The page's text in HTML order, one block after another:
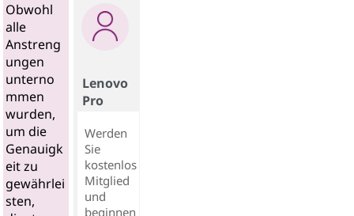
Obwohl
alle
Anstreng
ungen
unterno
mmen
wurden,
um die
Genauigk
eit zu
gewährlei
sten,
Lenovo
Pro
Werden
Sie
kostenlos
Mitglied
und
beginnen